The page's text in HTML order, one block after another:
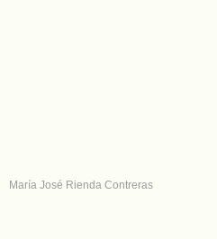
María José Rienda Contreras